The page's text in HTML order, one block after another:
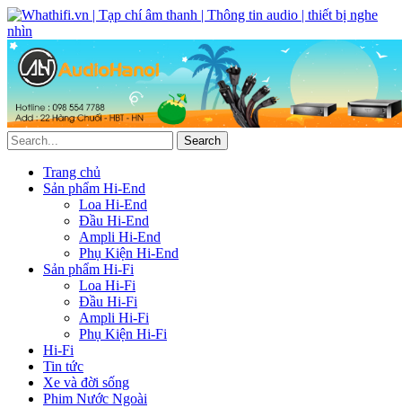
Trang chủ
Sản phẩm Hi-End
Loa Hi-End
Đầu Hi-End
Ampli Hi-End
Phụ Kiện Hi-End
Sản phẩm Hi-Fi
Loa Hi-Fi
Đầu Hi-Fi
Ampli Hi-Fi
Phụ Kiện Hi-Fi
Hi-Fi
Tin tức
Xe và đời sống
Phim Nước Ngoài